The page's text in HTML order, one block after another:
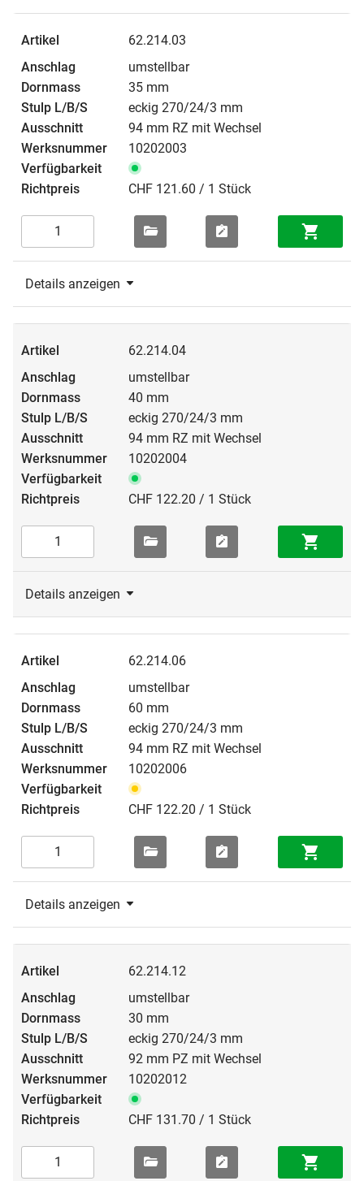
62.214.03
umstellbar
35 mm
eckig 270/24/3 mm
94 mm RZ mit Wechsel
10202003
CHF 121.60 / 1 Stück
Details anzeigen
62.214.04
umstellbar
40 mm
eckig 270/24/3 mm
94 mm RZ mit Wechsel
10202004
CHF 122.20 / 1 Stück
Details anzeigen
62.214.06
umstellbar
60 mm
eckig 270/24/3 mm
94 mm RZ mit Wechsel
10202006
CHF 122.20 / 1 Stück
Details anzeigen
62.214.12
umstellbar
30 mm
eckig 270/24/3 mm
92 mm PZ mit Wechsel
10202012
CHF 131.70 / 1 Stück